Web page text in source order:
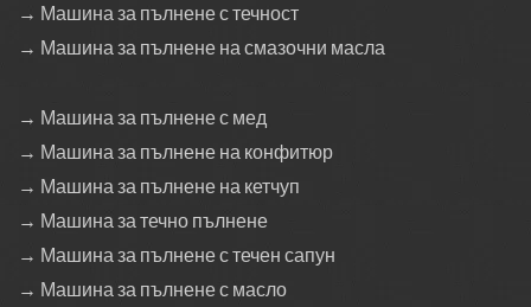
→ Машина за пълнене с течност
→ Машина за пълнене на смазочни масла
→ Машина за пълнене с мед
→ Машина за пълнене на конфитюр
→ Машина за пълнене на кетчуп
→ Машина за течно пълнене
→ Машина за пълнене с течен сапун
→ Машина за пълнене с масло